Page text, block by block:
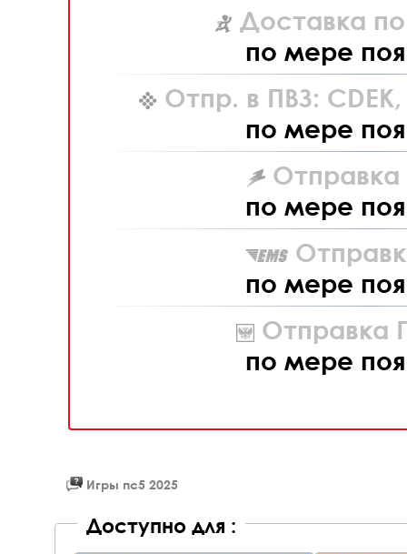
Доставка
по мере
Отпр. в ПВЗ: CDEK,
по мере
Отправка
по мере
по мере
Отправка
по мере
Игры пс5 2025
Доступно для :